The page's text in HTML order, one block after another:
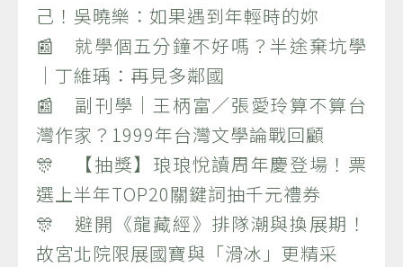
己！吳曉樂：如果遇到年輕時的妳
📰 就學個五分鐘不好嗎？半途棄坑學
｜丁維瑀：再見多鄰國
📰 副刊學｜王柄富／張愛玲算不算台
灣作家？1999年台灣文學論戰回顧
🎊 【抽獎】琅琅悅讀周年慶登場！票
選上半年TOP20關鍵詞抽千元禮券
🎊 避開《龍藏經》排隊潮與換展期！
故宮北院限展國寶與「滑冰」更精采